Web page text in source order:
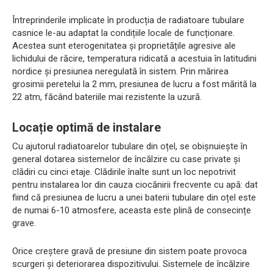
Întreprinderile implicate în producția de radiatoare tubulare
casnice le-au adaptat la condițiile locale de funcționare.
Acestea sunt eterogenitatea și proprietățile agresive ale
lichidului de răcire, temperatura ridicată a acestuia în latitudini
nordice și presiunea neregulată în sistem. Prin mărirea
grosimii peretelui la 2 mm, presiunea de lucru a fost mărită la
22 atm, făcând bateriile mai rezistente la uzură.
Locație optimă de instalare
Cu ajutorul radiatoarelor tubulare din oțel, se obișnuiește în
general dotarea sistemelor de încălzire cu case private și
clădiri cu cinci etaje. Clădirile înalte sunt un loc nepotrivit
pentru instalarea lor din cauza ciocănirii frecvente cu apă: dat
fiind că presiunea de lucru a unei baterii tubulare din oțel este
de numai 6-10 atmosfere, aceasta este plină de consecințe
grave.
Orice creștere gravă de presiune din sistem poate provoca
scurgeri și deteriorarea dispozitivului. Sistemele de încălzire